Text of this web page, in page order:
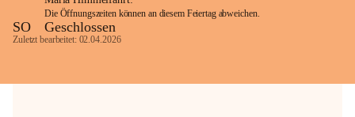
Die Öffnungszeiten können an diesem Feiertag abweichen.
SO Geschlossen
Zuletzt bearbeitet: 02.04.2026